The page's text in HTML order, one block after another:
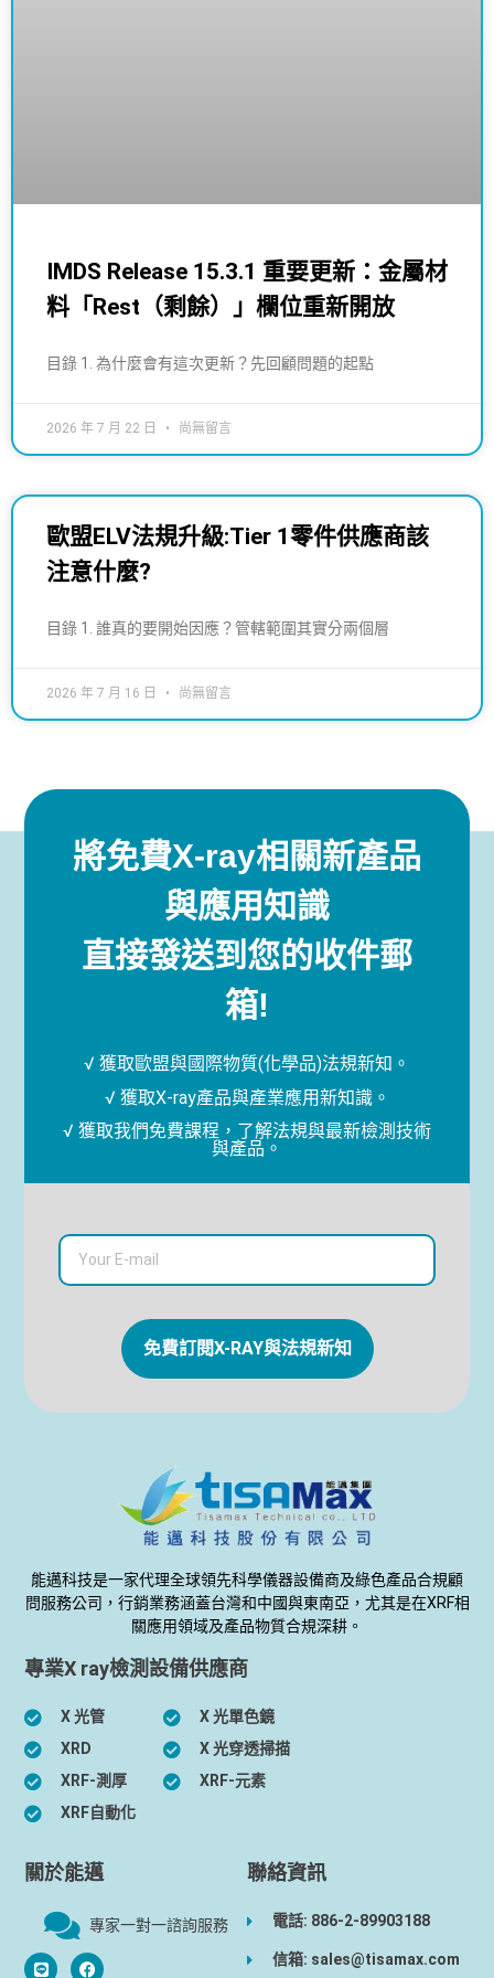
IMDS Release 15.3.1 重要更新：金屬材
料「Rest（剩餘）」欄位重新開放
目錄 1. 為什麼會有這次更新？先回顧問題的起點
2026 年 7 月 22 日 尚無留言
歐盟ELV法規升級:Tier 1零件供應商該
注意什麼?
目錄 1. 誰真的要開始因應？管轄範圍其實分兩個層
2026 年 7 月 16 日 尚無留言
將免費X-ray相關新產品
與應用知識
直接發送到您的收件郵
箱!
√ 獲取歐盟與國際物質(化學品)法規新知。
√ 獲取X-ray產品與產業應用新知識。
√ 獲取我們免費課程，了解法規與最新檢測技術
與產品。
免費訂閱X-RAY與法規新知
能邁科技是一家代理全球領先科學儀器設備商及綠色產品合規顧
問服務公司，行銷業務涵蓋台灣和中國與東南亞，尤其是在XRF相
關應用領域及產品物質合規深耕。
專業X ray檢測設備供應商
X 光管
XRD
XRF-測厚
XRF自動化
X 光單色鏡
X 光穿透掃描
XRF-元素
關於能邁
專家一對一諮詢服務
聯絡資訊
電話: 886-2-89903188
信箱: sales@tisamax.com